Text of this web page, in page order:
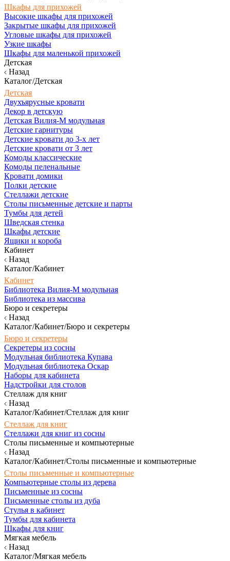
Шкафы для прихожей
Высокие шкафы для прихожей
Закрытые шкафы для прихожей
Угловые шкафы для прихожей
Узкие шкафы
Шкафы для маленькой прихожей
Детская
Назад
Каталог/Детская
Детская
Двухъярусные кровати
Декор в детскую
Детская Вилия-М модульная
Детские гарнитуры
Детские кровати до 3-х лет
Детские кровати от 3 лет
Комоды классические
Комоды пеленальные
Кровати домики
Полки детские
Стеллажи детские
Столы письменные детские и парты
Тумбы для детей
Шведская стенка
Шкафы детские
Ящики и короба
Кабинет
Назад
Каталог/Кабинет
Кабинет
Библиотека Вилия-М модульная
Библиотека из массива
Бюро и секретеры
Назад
Каталог/Кабинет/Бюро и секретеры
Бюро и секретеры
Секретеры из сосны
Модульная библиотека Купава
Модульная библиотека Оскар
Наборы для кабинета
Надстройки для столов
Стеллаж для книг
Назад
Каталог/Кабинет/Стеллаж для книг
Стеллаж для книг
Стеллажи для книг из сосны
Столы письменные и компьютерные
Назад
Каталог/Кабинет/Столы письменные и компьютерные
Столы письменные и компьютерные
Компьютерные столы из дерева
Письменные из сосны
Письменные столы из дуба
Стулья в кабинет
Тумбы для кабинета
Шкафы для книг
Мягкая мебель
Назад
Каталог/Мягкая мебель